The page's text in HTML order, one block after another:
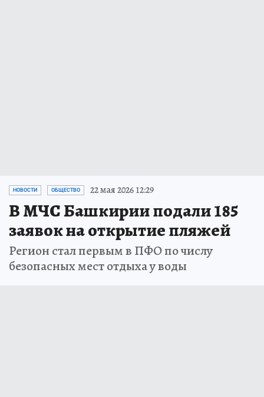
НОВОСТИ ОБЩЕСТВО 22 мая 2026 12:29
В МЧС Башкирии подали 185
заявок на открытие пляжей
Регион стал первым в ПФО по числу
безопасных мест отдыха у воды